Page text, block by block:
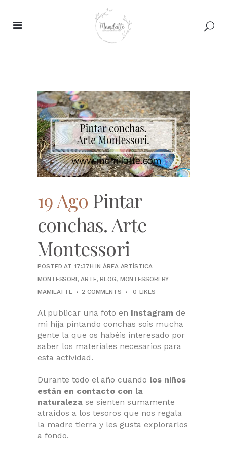
19 Ago Pintar
conchas. Arte
Montessori
POSTED AT 17:37H INÁREA ARTÍSTICA
MONTESSORI, ARTE,BLOG, MONTESSORI BY
MAMILATTE
2 COMMENTS 0 LIKES
Al publicar una foto en Instagram de
mi hija pintando conchas sois mucha
gente la que os habéis interesado por
saber los materiales necesarios para
esta actividad.
Durante todo el año cuando los niños
están en contacto con la
naturaleza se sienten sumamente
atraídos a los tesoros que nos regala
la madre tierra y les gusta explorarlos
a fondo.